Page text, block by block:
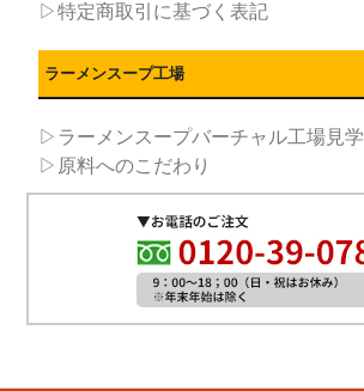
▷特定商取引に基づく表記
ラーメンスープ工場
▷ラーメンスープバーチャル工場見学
▷原料へのこだわり